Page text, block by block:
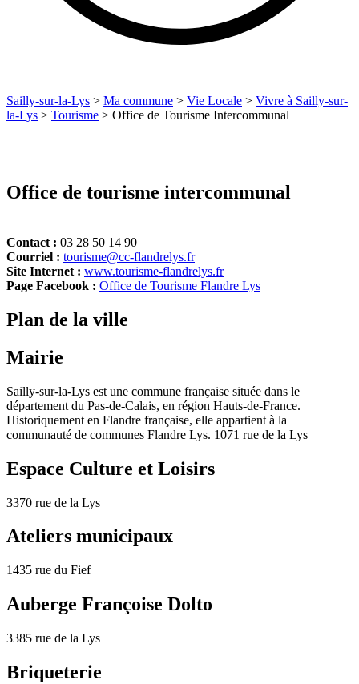
Sailly-sur-la-Lys > Ma commune > Vie Locale > Vivre à Sailly-sur-
la-Lys > Tourisme > Office de Tourisme Intercommunal
Office de tourisme intercommunal
Contact : 03 28 50 14 90
Courriel : tourisme@cc-flandrelys.fr
Site Internet : www.tourisme-flandrelys.fr
Page Facebook : Office de Tourisme Flandre Lys
Plan de la ville
Mairie
Sailly-sur-la-Lys est une commune française située dans le
département du Pas-de-Calais, en région Hauts-de-France.
Historiquement en Flandre française, elle appartient à la
communauté de communes Flandre Lys. 1071 rue de la Lys
Espace Culture et Loisirs
3370 rue de la Lys
Ateliers municipaux
1435 rue du Fief
Auberge Françoise Dolto
3385 rue de la Lys
Briqueterie